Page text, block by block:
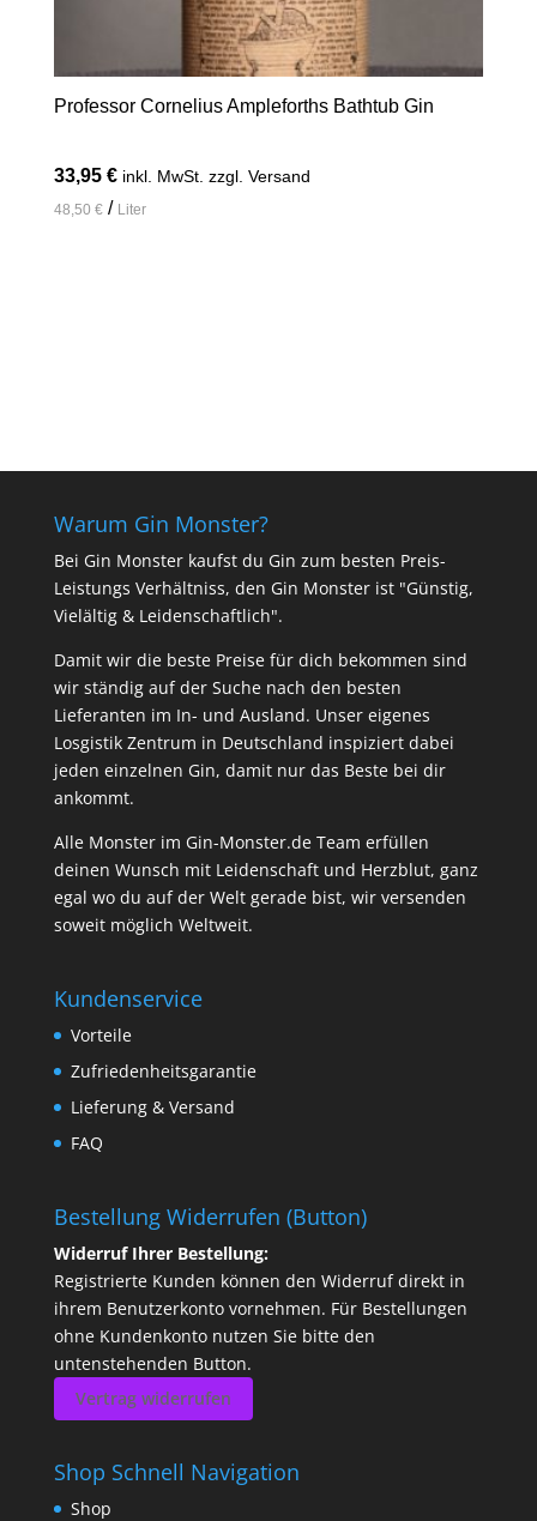
Professor Cornelius Ampleforths Bathtub Gin
33,95 € inkl. MwSt. zzgl. Versand
48,50 €/ Liter
Warum Gin Monster?
Bei Gin Monster kaufst du Gin zum besten Preis-
Leistungs Verhältniss, den Gin Monster ist "Günstig,
Vielältig & Leidenschaftlich".
Damit wir die beste Preise für dich bekommen sind
wir ständig auf der Suche nach den besten
Lieferanten im In- und Ausland. Unser eigenes
Losgistik Zentrum in Deutschland inspiziert dabei
jeden einzelnen Gin, damit nur das Beste bei dir
ankommt.
Alle Monster im Gin-Monster.de Team erfüllen
deinen Wunsch mit Leidenschaft und Herzblut, ganz
egal wo du auf der Welt gerade bist, wir versenden
soweit möglich Weltweit.
Kundenservice
Vorteile
Zufriedenheitsgarantie
Lieferung & Versand
FAQ
Bestellung Widerrufen (Button)
Widerruf Ihrer Bestellung:
Registrierte Kunden können den Widerruf direkt in
ihrem Benutzerkonto vornehmen. Für Bestellungen
ohne Kundenkonto nutzen Sie bitte den
untenstehenden Button.
Vertrag widerrufen
Shop Schnell Navigation
Shop